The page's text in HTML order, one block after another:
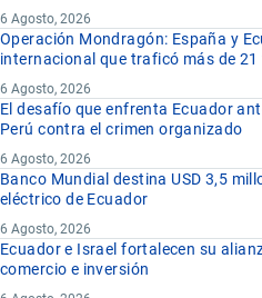
6 Agosto, 2026
Operación Mondragón: España y
internacional que traficó más de
6 Agosto, 2026
El desafío que enfrenta Ecuador
Perú contra el crimen organizado
6 Agosto, 2026
Banco Mundial destina USD 3,5
eléctrico de Ecuador
6 Agosto, 2026
Ecuador e Israel fortalecen su
comercio e inversión